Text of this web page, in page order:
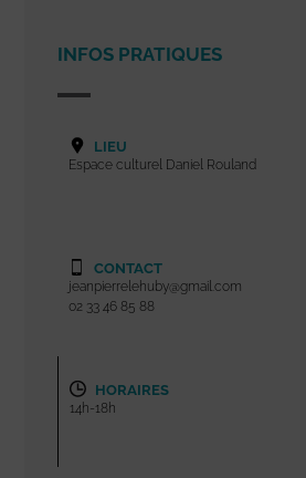
INFOS PRATIQUES
LIEU
Espace culturel Daniel Rouland
CONTACT
jeanpierrelehuby@gmail.com
02 33 46 85 88
HORAIRES
14h-18h